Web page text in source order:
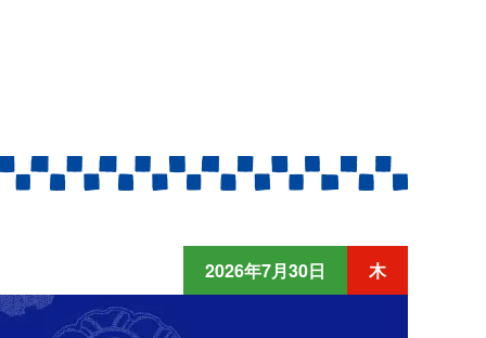
2026年7月30日 木